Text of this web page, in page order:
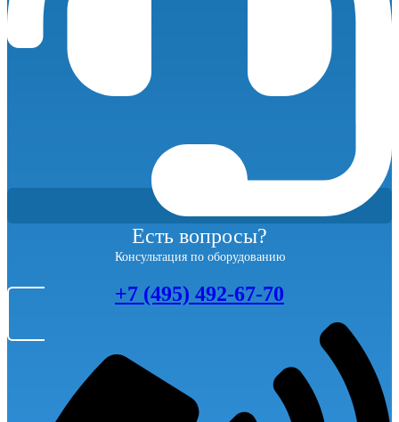
Есть вопросы?
Консультация по оборудованию
+7 (495) 492-67-70